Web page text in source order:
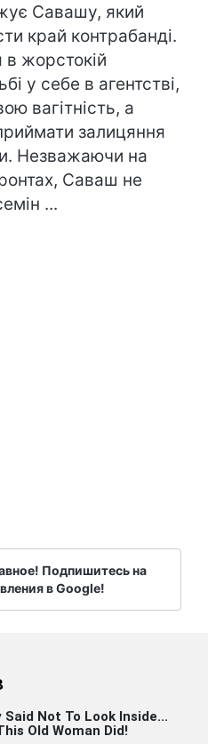
Савашу, який
край контрабанді.
в жорстокій
у себе в агентстві,
вагітність, а
залицяння
Незважаючи на
Саваш не
...
Подпишитесь на
в Google!